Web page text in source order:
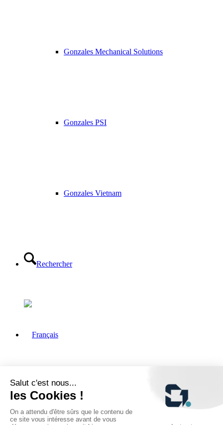
Gonzales Mechanical Solutions
Gonzales PSI
Gonzales Vietnam
Rechercher